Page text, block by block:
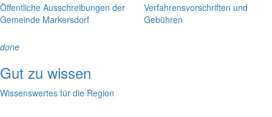
Öffentliche Ausschreibungen der
Gemeinde Markersdorf
Verfahrensvorschriften und
Gebühren
done
Gut zu wissen
Wissenswertes für die Region